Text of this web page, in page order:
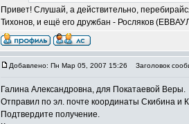
Привет! Слушай, а действительно,
Тихонов, и ещё его дружбан - Росляков
Добавлено: Пн Мар 05, 2007 15:26 Заголовок
Галина Александровна, для Покатаевой Веры.
Отправил по эл. почте координаты Скибина и
Подтвердите получение.